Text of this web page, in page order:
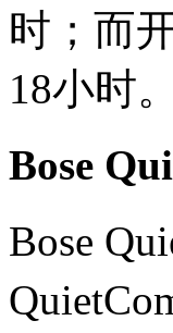
时；而
18小时。
Bose
Bose